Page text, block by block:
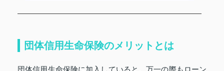
団体信用生命保険のメリットとは
団体信用生命保険に加入していると、万一の際もローン